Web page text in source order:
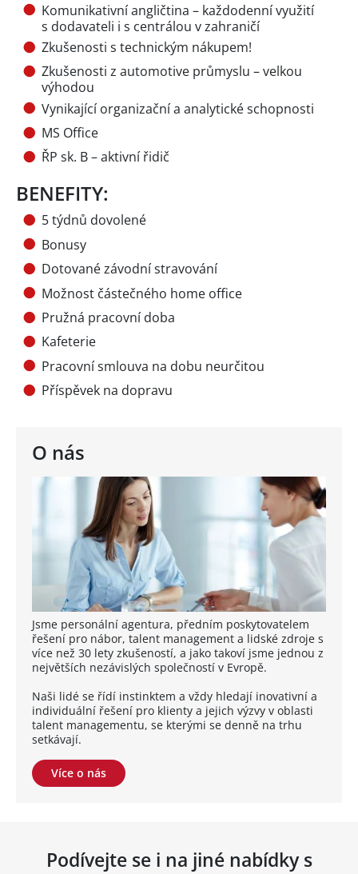
O nás
Jsme personální agentura, předním poskytovatelem
řešení pro nábor, talent management a lidské zdroje s
více než 30 lety zkušeností, a jako takoví jsme jednou z
největších nezávislých společností v Evropě.
Naši lidé se řídí instinktem a vždy hledají inovativní a
individuální řešení pro klienty a jejich výzvy v oblasti
talent managementu, se kterými se denně na trhu
setkávají.
Více o nás
Komunikativní angličtina – každodenní využití
s dodavateli i s centrálou v zahraničí
Zkušenosti s technickým nákupem!
Zkušenosti z automotive průmyslu – velkou
výhodou
Vynikající organizační a analytické schopnosti
MS Office
ŘP sk. B – aktivní řidič
BENEFITY:
5 týdnů dovolené
Bonusy
Dotované závodní stravování
Možnost částečného home office
Pružná pracovní doba
Kafeterie
Pracovní smlouva na dobu neurčitou
Příspěvek na dopravu
Podívejte se i na jiné nabídky s